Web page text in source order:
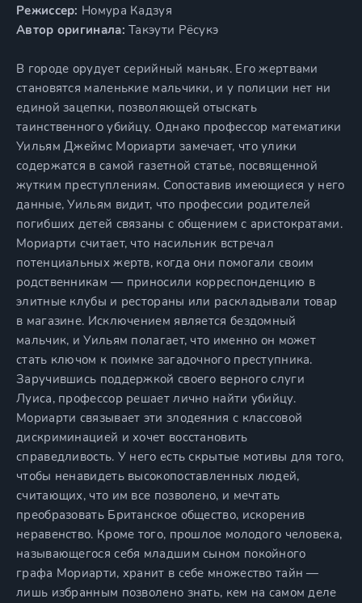
Режиссер: Номура Кадзуя
Автор оригинала: Такэути Рёсукэ
В городе орудует серийный маньяк. Его жертвами
становятся маленькие мальчики, и у полиции нет ни
единой зацепки, позволяющей отыскать
таинственного убийцу. Однако профессор математики
Уильям Джеймс Мориарти замечает, что улики
содержатся в самой газетной статье, посвященной
жутким преступлениям. Сопоставив имеющиеся у него
данные, Уильям видит, что профессии родителей
погибших детей связаны с общением с аристократами.
Мориарти считает, что насильник встречал
потенциальных жертв, когда они помогали своим
родственникам — приносили корреспонденцию в
элитные клубы и рестораны или раскладывали товар
в магазине. Исключением является бездомный
мальчик, и Уильям полагает, что именно он может
стать ключом к поимке загадочного преступника.
Заручившись поддержкой своего верного слуги
Луиса, профессор решает лично найти убийцу.
Мориарти связывает эти злодеяния с классовой
дискриминацией и хочет восстановить
справедливость. У него есть скрытые мотивы для того,
чтобы ненавидеть высокопоставленных людей,
считающих, что им все позволено, и мечтать
преобразовать Британское общество, искоренив
неравенство. Кроме того, прошлое молодого человека,
называющегося себя младшим сыном покойного
графа Мориарти, хранит в себе множество тайн —
лишь избранным позволено знать, кем на самом деле